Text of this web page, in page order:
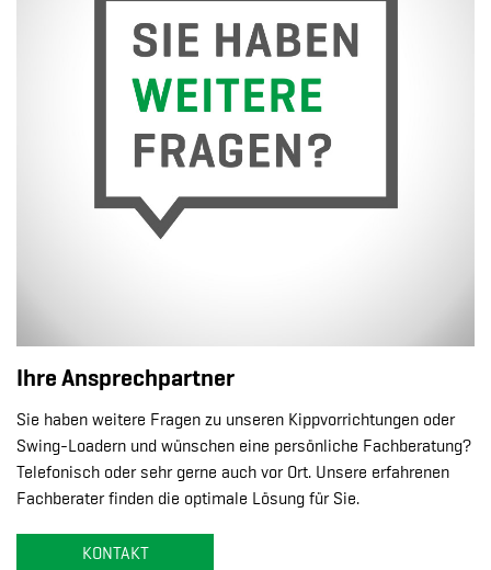
Ihre Ansprechpartner
Sie haben weitere Fragen zu unseren Kippvorrichtungen oder
Swing-Loadern und wünschen eine persönliche Fachberatung?
Telefonisch oder sehr gerne auch vor Ort. Unsere erfahrenen
Fachberater finden die optimale Lösung für Sie.
KONTAKT